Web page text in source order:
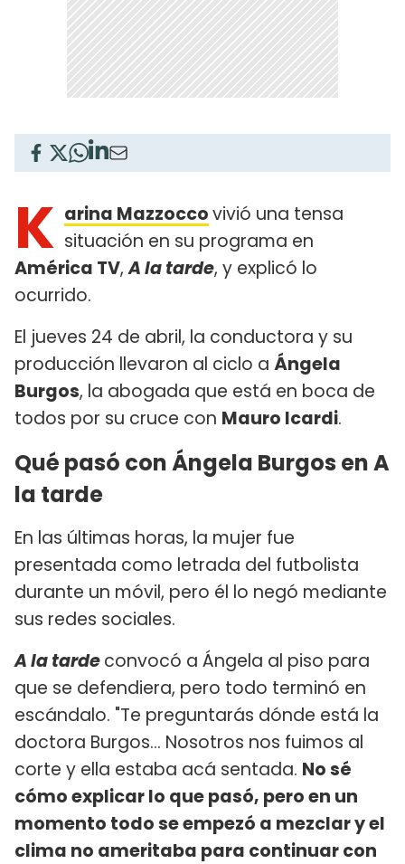
K arina Mazzoccovivió una tensa
situación en su programa en
América TV,A la tarde, y explicó lo
ocurrido.
El jueves 24 de abril, la conductora y su
producción llevaron al ciclo a Ángela
Burgos, la abogada que está en boca de
todos por su cruce con Mauro Icardi.
Qué pasó con Ángela Burgos en A
la tarde
En las últimas horas, la mujer fue
presentada como letrada del futbolista
durante un móvil, pero él lo negó mediante
sus redes sociales.
A la tardeconvocó a Ángela al piso para
que se defendiera, pero todo terminó en
escándalo. "Te preguntarás dónde está la
doctora Burgos... Nosotros nos fuimos al
corte y ella estaba acá sentada. No sé
cómo explicar lo que pasó, pero en un
momento todo se empezó a mezclar y el
clima no ameritaba para continuar con